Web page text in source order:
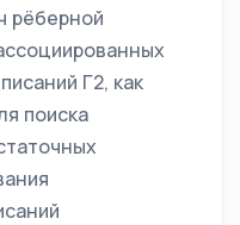
рёберной
Г2, как
поиска